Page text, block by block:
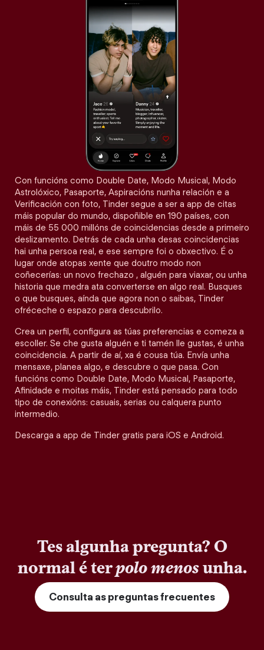
Con funcións como Double Date, Modo Musical, Modo
Astrolóxico, Pasaporte, Aspiracións nunha relación e a
Verificación con foto, Tinder segue a ser a app de citas
máis popular do mundo, dispoñible en 190 países, con
máis de 55 000 millóns de coincidencias desde a primeiro
deslizamento. Detrás de cada unha desas coincidencias
hai unha persoa real, e ese sempre foi o obxectivo. É o
lugar onde atopas xente que doutro modo non
coñecerías: un novo frechazo , alguén para viaxar, ou unha
historia que medra ata converterse en algo real. Busques
o que busques, aínda que agora non o saibas, Tinder
ofréceche o espazo para descubrilo.
Crea un perfil, configura as túas preferencias e comeza a
escoller. Se che gusta alguén e ti tamén lle gustas, é unha
coincidencia. A partir de aí, xa é cousa túa. Envía unha
mensaxe, planea algo, e descubre o que pasa. Con
funcións como Double Date, Modo Musical, Pasaporte,
Afinidade e moitas máis, Tinder está pensado para todo
tipo de conexións: casuais, serias ou calquera punto
intermedio.
Descarga a app de Tinder gratis para iOS e Android.
Tes algunha pregunta? O
normal é terpolo menosunha.
Consulta as preguntas frecuentes